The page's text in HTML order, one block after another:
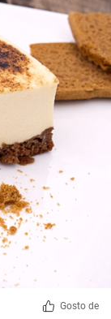
Gosto de